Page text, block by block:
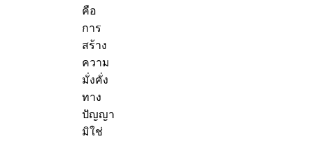
คือ
การ
สร้าง
ความ
มั่งคั่ง
ทาง
ปัญญา
มิใช่